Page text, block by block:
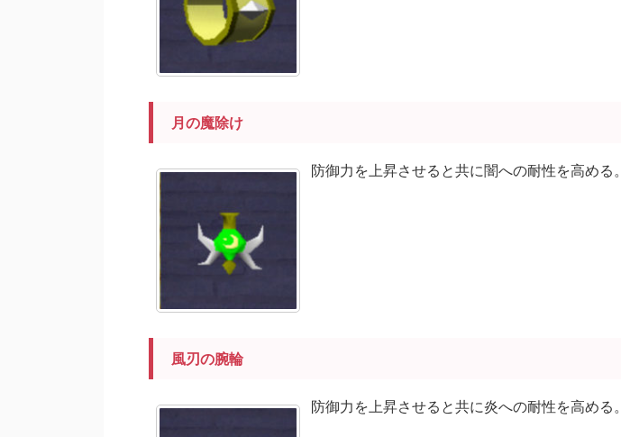
月の魔除け
防御力を上昇させると共に闇への耐性を高める。
風刃の腕輪
防御力を上昇させると共に炎への耐性を高める。